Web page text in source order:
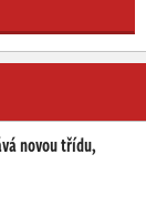
novou třídu,